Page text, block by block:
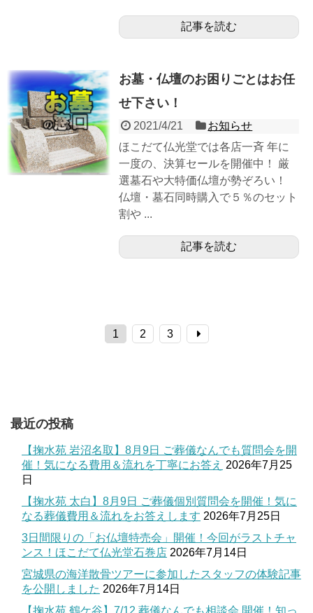
記事を読む
お墓・仏壇のお困りごとはお任
せ下さい！
2021/4/21
お知らせ
ほこだて仏光堂では各店一斉 年に
一度の、決算セールを開催中！ 厳
選墓石や大特価仏壇が勢ぞろい！
仏壇・墓石同時購入で５％のセット
割や ...
記事を読む
1 2 3
最近の投稿
【掬水苑 岩沼名取】8月9日 ご葬儀なんでも質問会を開
催！気になる費用＆流れを丁寧にお答え 2026年7月25
日
【掬水苑 太白】8月9日 ご葬儀個別質問会を開催！気に
なる葬儀費用＆流れをお答えします 2026年7月25日
3日間限りの「お仏壇特売会」開催！今回がラストチャ
ンス！ほこだて仏光堂石巻店 2026年7月14日
宮城県の海洋散骨ツアーに参加したスタッフの体験記事
を公開しました 2026年7月14日